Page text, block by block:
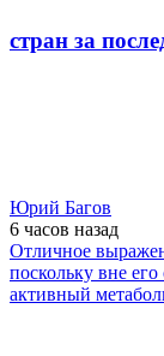
стран за
Юрий Багов
6 часов назад
Отличное
поскольку вне
активный